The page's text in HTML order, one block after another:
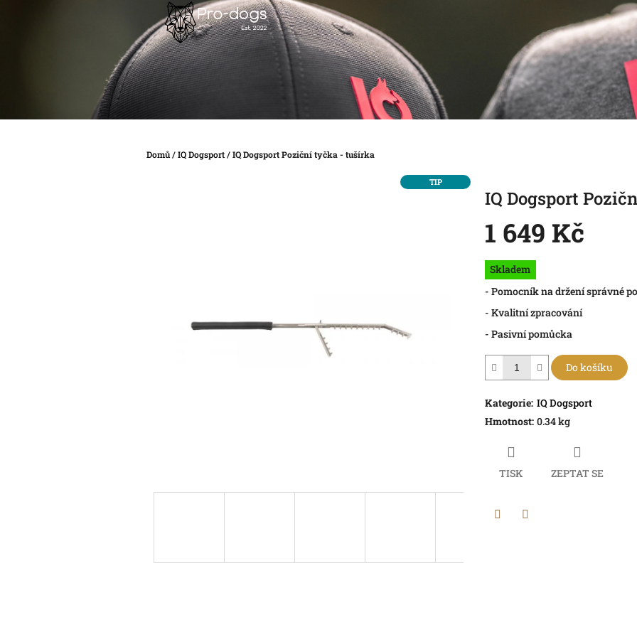
Domů/IQ Dogsport/IQ Dogsport Poziční tyčka - tušírka
TIP
IQ Dogsport
1 649 Kč
Měrná
cena:
Skladem
- Pomocník na držení správné
- Kvalitní zpracování
- Pasivní pomůcka
Do košíku
Kategorie: IQ Dogsport
Hmotnost: 0.34 kg
TISK ZEPTAT SE